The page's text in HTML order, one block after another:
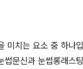
미치는 요소 중 하나
문신과 눈썹롱래